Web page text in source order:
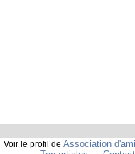
Voir le profil de Association